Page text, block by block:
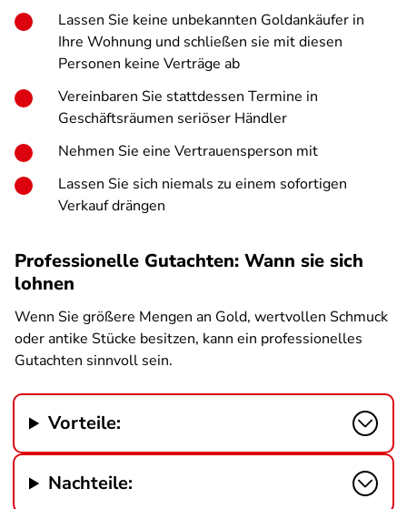
Lassen Sie keine unbekannten Goldankäufer in
Ihre Wohnung und schließen sie mit diesen
Personen keine Verträge ab
Vereinbaren Sie stattdessen Termine in
Geschäftsräumen seriöser Händler
Nehmen Sie eine Vertrauensperson mit
Lassen Sie sich niemals zu einem sofortigen
Verkauf drängen
Professionelle Gutachten: Wann sie sich
lohnen
Wenn Sie größere Mengen an Gold, wertvollen Schmuck
oder antike Stücke besitzen, kann ein professionelles
Gutachten sinnvoll sein.
Vorteile:
Nachteile: